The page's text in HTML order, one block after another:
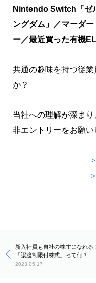
Nintendo Switch「ゼ
ングダム」／マーダ
ー／最近買った有機
共通の趣味を持つ従
か？
当社への理解が深ま
非エントリーをお願い
新入社員も自社の株主になれる！
「譲渡制限付株式」って何？
2023.05.17